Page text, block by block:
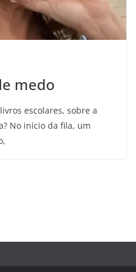
medo
escolares, sobre a
No início da fila, um